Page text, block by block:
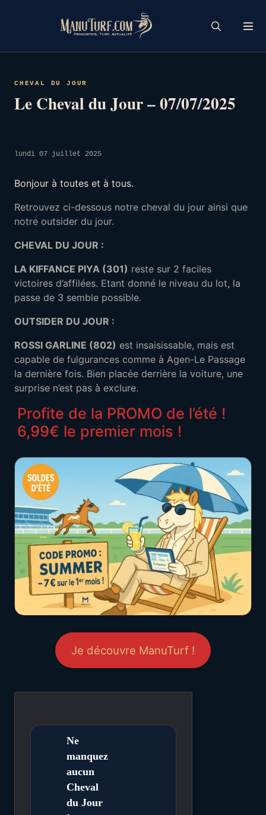
CHEVAL DU JOUR
Le Cheval du Jour – 07/07/2025
lundi 07 juillet 2025
Bonjour à toutes et à tous.
Retrouvez ci-dessous notre cheval du jour ainsi que
notre outsider du jour.
CHEVAL DU JOUR :
LA KIFFANCE PIYA (301) reste sur 2 faciles
victoires d’affilées. Etant donné le niveau du lot, la
passe de 3 semble possible.
OUTSIDER DU JOUR :
ROSSI GARLINE (802) est insaisissable, mais est
capable de fulgurances comme à Agen-Le Passage
la dernière fois. Bien placée derrière la voiture, une
surprise n’est pas à exclure.
Profite de la PROMO de l’été !
6,99€ le premier mois !
Je découvre ManuTurf !
Ne
manquez
aucun
Cheval
du Jour